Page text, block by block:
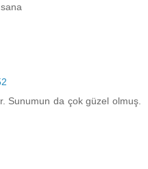
Sunumun da çok güzel olmuş.